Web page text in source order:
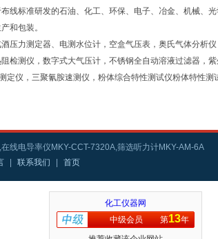
线标准研发的石油、化工、环保、电子、冶金、机械、
和包装。
压力测定器、电测水位计，空盒气压表，奥氏气体分析
检测仪，数字式大气压计，不锈钢全自动溶液过滤器，
定仪，三聚氰胺速测仪，粉体综合特性测试仪粉体特性
线电导率仪MKY-CCT-7320A,筛选听力计MKY-AM-6A
联系我们
首页
化工仪器网
中级会员
第13年